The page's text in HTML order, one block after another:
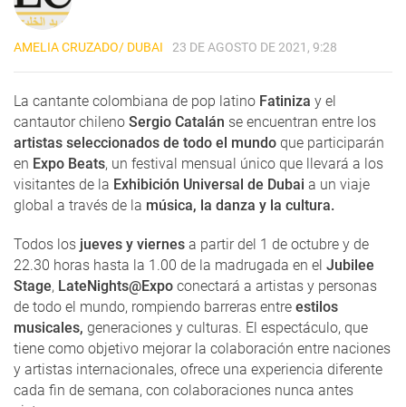
AMELIA CRUZADO/ DUBAI 23 DE AGOSTO DE 2021, 9:28
La cantante colombiana de pop latino Fatiniza y el
cantautor chileno Sergio Catalán se encuentran entre los
artistas seleccionados de todo el mundo que participarán
en Expo Beats, un festival mensual único que llevará a los
visitantes de la Exhibición Universal de Dubai a un viaje
global a través de la música, la danza y la cultura.
Todos los jueves y viernes a partir del 1 de octubre y de
22.30 horas hasta la 1.00 de la madrugada en el Jubilee
Stage, LateNights@Expo conectará a artistas y personas
de todo el mundo, rompiendo barreras entre estilos
musicales, generaciones y culturas. El espectáculo, que
tiene como objetivo mejorar la colaboración entre naciones
y artistas internacionales, ofrece una experiencia diferente
cada fin de semana, con colaboraciones nunca antes